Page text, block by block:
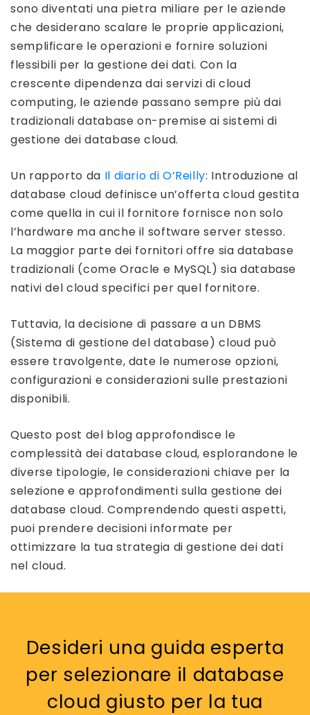
sono diventati una pietra miliare per le aziende
che desiderano scalare le proprie applicazioni,
semplificare le operazioni e fornire soluzioni
flessibili per la gestione dei dati. Con la
crescente dipendenza dai servizi di cloud
computing, le aziende passano sempre più dai
tradizionali database on-premise ai sistemi di
gestione dei database cloud.
Un rapporto da Il diario di O’Reilly: Introduzione al
database cloud definisce un’offerta cloud gestita
come quella in cui il fornitore fornisce non solo
l’hardware ma anche il software server stesso.
La maggior parte dei fornitori offre sia database
tradizionali (come Oracle e MySQL) sia database
nativi del cloud specifici per quel fornitore.
Tuttavia, la decisione di passare a un DBMS
(Sistema di gestione del database) cloud può
essere travolgente, date le numerose opzioni,
configurazioni e considerazioni sulle prestazioni
disponibili.
Questo post del blog approfondisce le
complessità dei database cloud, esplorandone le
diverse tipologie, le considerazioni chiave per la
selezione e approfondimenti sulla gestione dei
database cloud. Comprendendo questi aspetti,
puoi prendere decisioni informate per
ottimizzare la tua strategia di gestione dei dati
nel cloud.
Desideri una guida esperta
per selezionare il database
cloud giusto per la tua